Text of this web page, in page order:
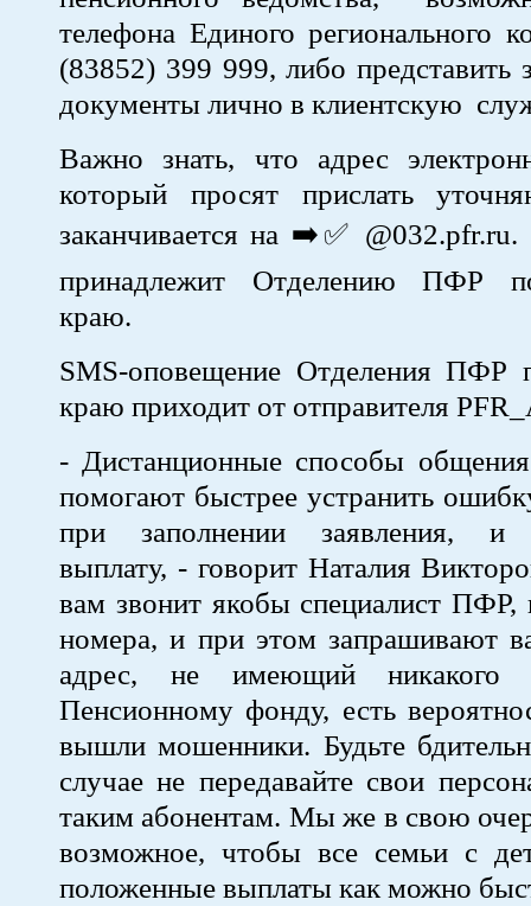
телефона Единого регионального
(83852) 399 999, либо представить
документы лично в клиентскую
Важно знать, что адрес
который просят прислать
заканчивается на ➡️✅
принадлежит Отделению ПФР
краю.
SMS-оповещение Отделения ПФР
краю приходит от отправителя
- Дистанционные способы
помогают быстрее устранить
при заполнении заявления, и
выплату, - говорит Наталия
вам звонит якобы специалист ПФР,
номера, и при этом запрашивают
адрес, не имеющий никакого
Пенсионному фонду, есть
вышли мошенники. Будьте
случае не передавайте свои
таким абонентам. Мы же в свою
возможное, чтобы все семьи с
положенные выплаты как можно